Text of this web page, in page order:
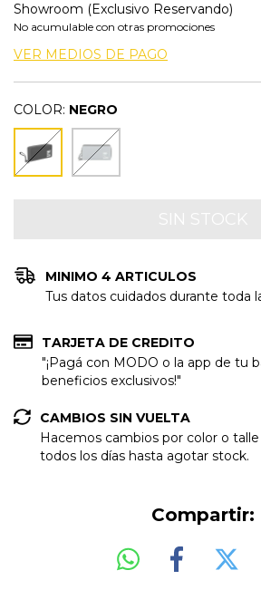
Showroom (Exclusivo Reservando)
No acumulable con otras promociones
VER MEDIOS DE PAGO
COLOR: NEGRO
MINIMO 4 ARTICULOS
Tus datos cuidados durante toda
TARJETA DE CREDITO
"¡Pagá con MODO o la app de tu
beneficios exclusivos!"
CAMBIOS SIN VUELTA
Hacemos cambios por color o
todos los días hasta agotar stock.
Compartir: